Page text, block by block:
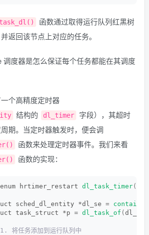
函数通过取得运行队列红黑树
返回该节点上对应的任务。
调度器是怎么保证每个任务都能在其调度
个高精度定时器
结构的 dl_timer
字段），其超时
期。当定时器触发时，便会调
函数来处理定时器事件。我们来看
函数的实现：
hrtimer_restart dl_task_timer(
sched_dl_entity *dl_se =
task_struct *p =
dl_task_of ( dl_se
将任务添加到运行队列中